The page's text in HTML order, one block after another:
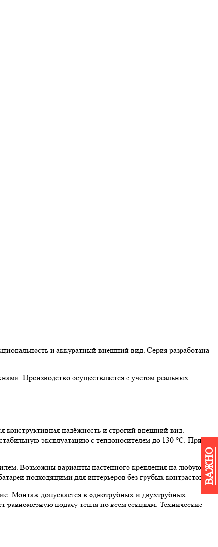
ВАЖНО
и аккуратный внешний вид. Серия разработана
Производство осуществляется с учётом реальных
конструктивная надёжность и строгий внешний вид.
эксплуатацию с теплоносителем до 130 °C. При
Возможны варианты настенного крепления на любую
подходящими для интерьеров без грубых контрастов.
Монтаж допускается в однотрубных и двухтрубных
подачу тепла по всем секциям. Технические